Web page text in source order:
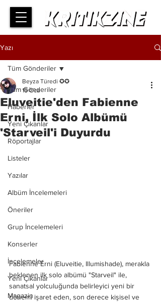
Yazı
Tüm Gönderiler
Haberler
Yeni Çıkanlar
Röportajlar
Listeler
Yazılar
Albüm İncelemeleri
Öneriler
Grup İncelemeleri
Konserler
İncelemeler
Yeni Çıkanlar
Magazin
Tüm Gönderiler
Eluveitie'den Fabienne
Erni, İlk Solo Albümü
'Starveil'i Duyurdu
Beyza Türedi ✪✪
15 Oca
Fabienne Erni (Eluveitie, Illumishade), merakla
beklenen ilk solo albümü "Starveil" ile,
sanatsal yolculuğunda belirleyici yeni bir
dönemi işaret eden, son derece kişisel ve